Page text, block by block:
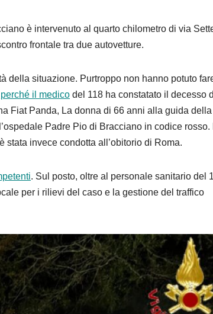
è intervenuto al quarto chilometro di via
frontale tra due autovetture.
della situazione. Purtroppo non hanno potuto
il medico del 118 ha constatato il decesso
Fiat Panda, La donna di 66 anni alla guida della
Padre Pio di Bracciano in codice rosso.
stata invece condotta all’obitorio di Roma.
. Sul posto, oltre al personale sanitario del
per i rilievi del caso e la gestione del traffico